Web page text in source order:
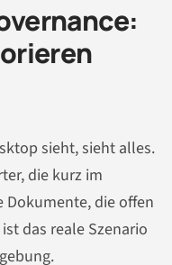
sieht, sieht alles.
die kurz im
Dokumente, die offen
das reale Szenario